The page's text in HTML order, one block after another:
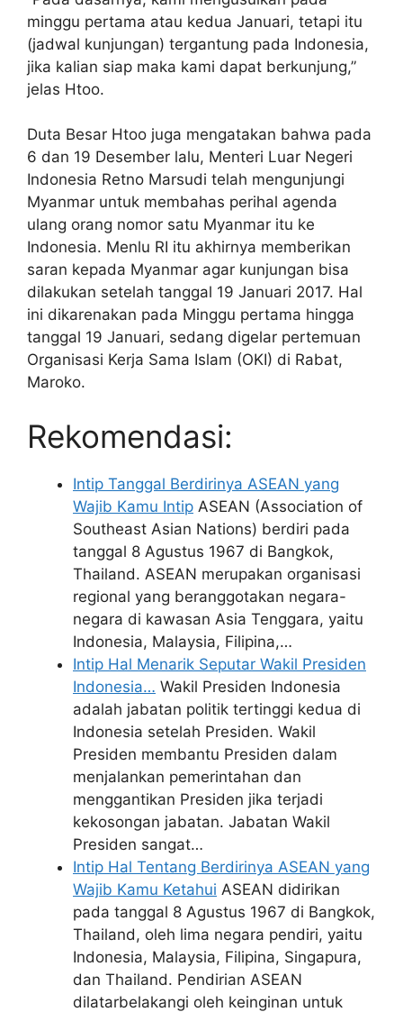
minggu pertama atau kedua Januari, tetapi itu
(jadwal kunjungan) tergantung pada Indonesia,
jika kalian siap maka kami dapat berkunjung,”
jelas Htoo.
Duta Besar Htoo juga mengatakan bahwa pada
6 dan 19 Desember lalu, Menteri Luar Negeri
Indonesia Retno Marsudi telah mengunjungi
Myanmar untuk membahas perihal agenda
ulang orang nomor satu Myanmar itu ke
Indonesia. Menlu RI itu akhirnya memberikan
saran kepada Myanmar agar kunjungan bisa
dilakukan setelah tanggal 19 Januari 2017. Hal
ini dikarenakan pada Minggu pertama hingga
tanggal 19 Januari, sedang digelar pertemuan
Organisasi Kerja Sama Islam (OKI) di Rabat,
Maroko.
Rekomendasi:
Intip Tanggal Berdirinya ASEAN yang
Wajib Kamu Intip ASEAN (Association of
Southeast Asian Nations) berdiri pada
tanggal 8 Agustus 1967 di Bangkok,
Thailand. ASEAN merupakan organisasi
regional yang beranggotakan negara-
negara di kawasan Asia Tenggara, yaitu
Indonesia, Malaysia, Filipina,…
Intip Hal Menarik Seputar Wakil Presiden
Indonesia… Wakil Presiden Indonesia
adalah jabatan politik tertinggi kedua di
Indonesia setelah Presiden. Wakil
Presiden membantu Presiden dalam
menjalankan pemerintahan dan
menggantikan Presiden jika terjadi
kekosongan jabatan. Jabatan Wakil
Presiden sangat…
Intip Hal Tentang Berdirinya ASEAN yang
Wajib Kamu Ketahui ASEAN didirikan
pada tanggal 8 Agustus 1967 di Bangkok,
Thailand, oleh lima negara pendiri, yaitu
Indonesia, Malaysia, Filipina, Singapura,
dan Thailand. Pendirian ASEAN
dilatarbelakangi oleh keinginan untuk